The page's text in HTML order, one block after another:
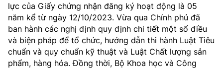
Năng lượng nguyên tử
Tin tổng hợp
Tin địa phương
Chuyển đổi số
Bưu chính, Viễn thông
Sở hữu trí tuệ
Videos
Infographic
Ảnh
lực của Giấy chứng nhận đăng ký hoạt động là 05
năm kể từ ngày 12/10/2023. Vừa qua Chính phủ đã
ban hành các nghị định quy định chi tiết một số điều
và biện pháp để tổ chức, hướng dẫn thi hành Luật Tiêu
chuẩn và quy chuẩn kỹ thuật và Luật Chất lượng sản
phẩm, hàng hóa. Đồng thời, Bộ Khoa học và Công